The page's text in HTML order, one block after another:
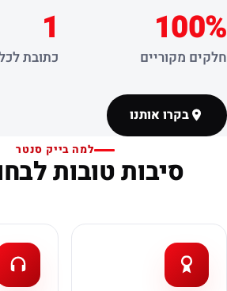
100%
חלקים מקוריים
1
כתובת
בקרו אותנו
למה בייק סנטר
סיבות טובות